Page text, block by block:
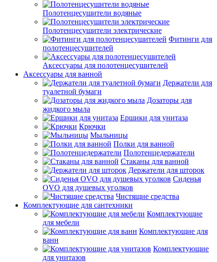
Полотенцесушители водяные
Полотенцесушители электрические
Фитинги для
полотенцесушителей
Аксессуары для полотенцесушителей
Аксессуары для ванной
Держатели для
туалетной бумаги
Дозаторы для
жидкого мыла
Ершики для унитаза
Крючки
Мыльницы
Полки для ванной
Полотенцедержатели
Стаканы для ванной
Держатели для шторок
Сиденья
OVO для душевых уголков
Чистящие средства
Комплектующие для сантехники
Комплектующие
для мебели
Комплектующие для
ванн
Комплектующие
для унитазов